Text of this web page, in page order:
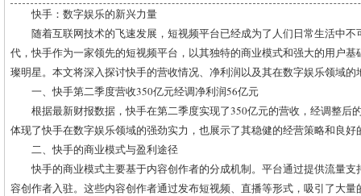
快手：数字娱乐的新兴力量
随着互联网技术的飞速发展，短视频平台已经成为了人们日常生活中
代，快手作为一家领先的短视频平台，以其独特的商业模式和强大的用户
璨明星。本文将深入探讨快手的营收情况、净利润以及其在数字娱乐领域的
一、快手第二季度营收350亿元经调净利润56亿元
根据最新财报数据，快手在第二季度实现了350亿元的营收，经调整后
体现了快手在数字娱乐领域的强劲实力，也展示了其稳健的经营策略和良好
二、快手的商业模式与盈利途径
快手的商业模式主要基于内容创作者的分成机制。平台通过提供流量
容创作者入驻。这些内容创作者通过发布短视频、直播等形式，吸引了大